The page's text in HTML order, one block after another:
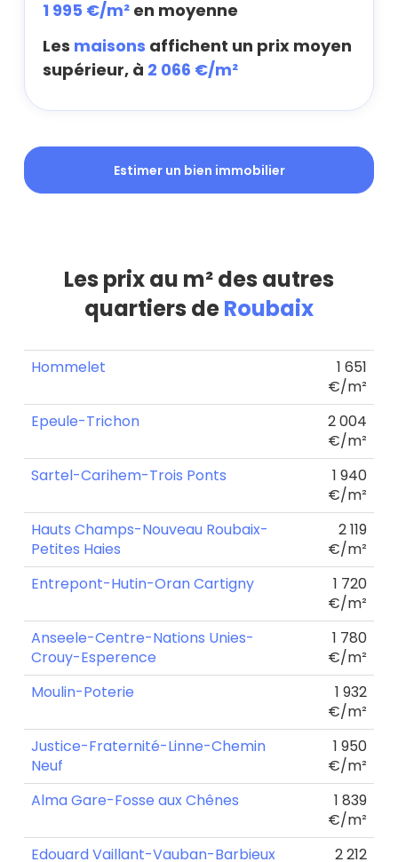
1 995 €/m² en moyenne
Les maisons affichent un prix moyen
supérieur, à 2 066 €/m²
Estimer un bien immobilier
Les prix au m² des autres
quartiers deRoubaix
Hommelet
1 651
€/m²
Epeule-Trichon
2 004
€/m²
Sartel-Carihem-Trois Ponts
1 940
€/m²
Hauts Champs-Nouveau Roubaix-
Petites Haies
2 119
€/m²
Entrepont-Hutin-Oran Cartigny
1 720
€/m²
Anseele-Centre-Nations Unies-
Crouy-Esperence
1 780
€/m²
Moulin-Poterie
1 932
€/m²
Justice-Fraternité-Linne-Chemin
Neuf
1 950
€/m²
Alma Gare-Fosse aux Chênes
1 839
€/m²
Edouard Vaillant-Vauban-Barbieux
2 212